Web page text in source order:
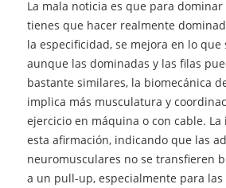
La mala noticia es que para
tienes que hacer realmente
la especificidad, se mejora en lo que
aunque las dominadas y las filas
bastante similares, la biomecánica
implica más musculatura y
ejercicio en máquina o con cable.
esta afirmación, indicando que las
neuromusculares no se transfieren
a un pull-up, especialmente para las